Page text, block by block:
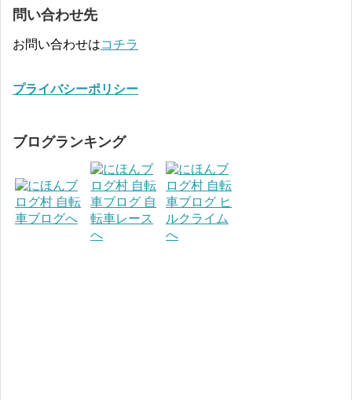
問い合わせ先
お問い合わせはコチラ
プライバシーポリシー
ブログランキング